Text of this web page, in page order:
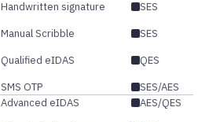
Handwritten signature
SES
Manual Scribble
SES
Qualified eIDAS
QES
SMS OTP
SES/AES
Advanced eIDAS
AES/QES